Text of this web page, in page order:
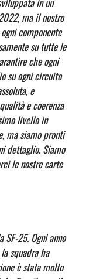
ma il nostro
componente
su tutte le
che ogni
su ogni circuito
e
e coerenza
livello in
ma siamo pronti
dettaglio. Siamo
le nostre carte
25. Ogni anno
squadra ha
è stata molto